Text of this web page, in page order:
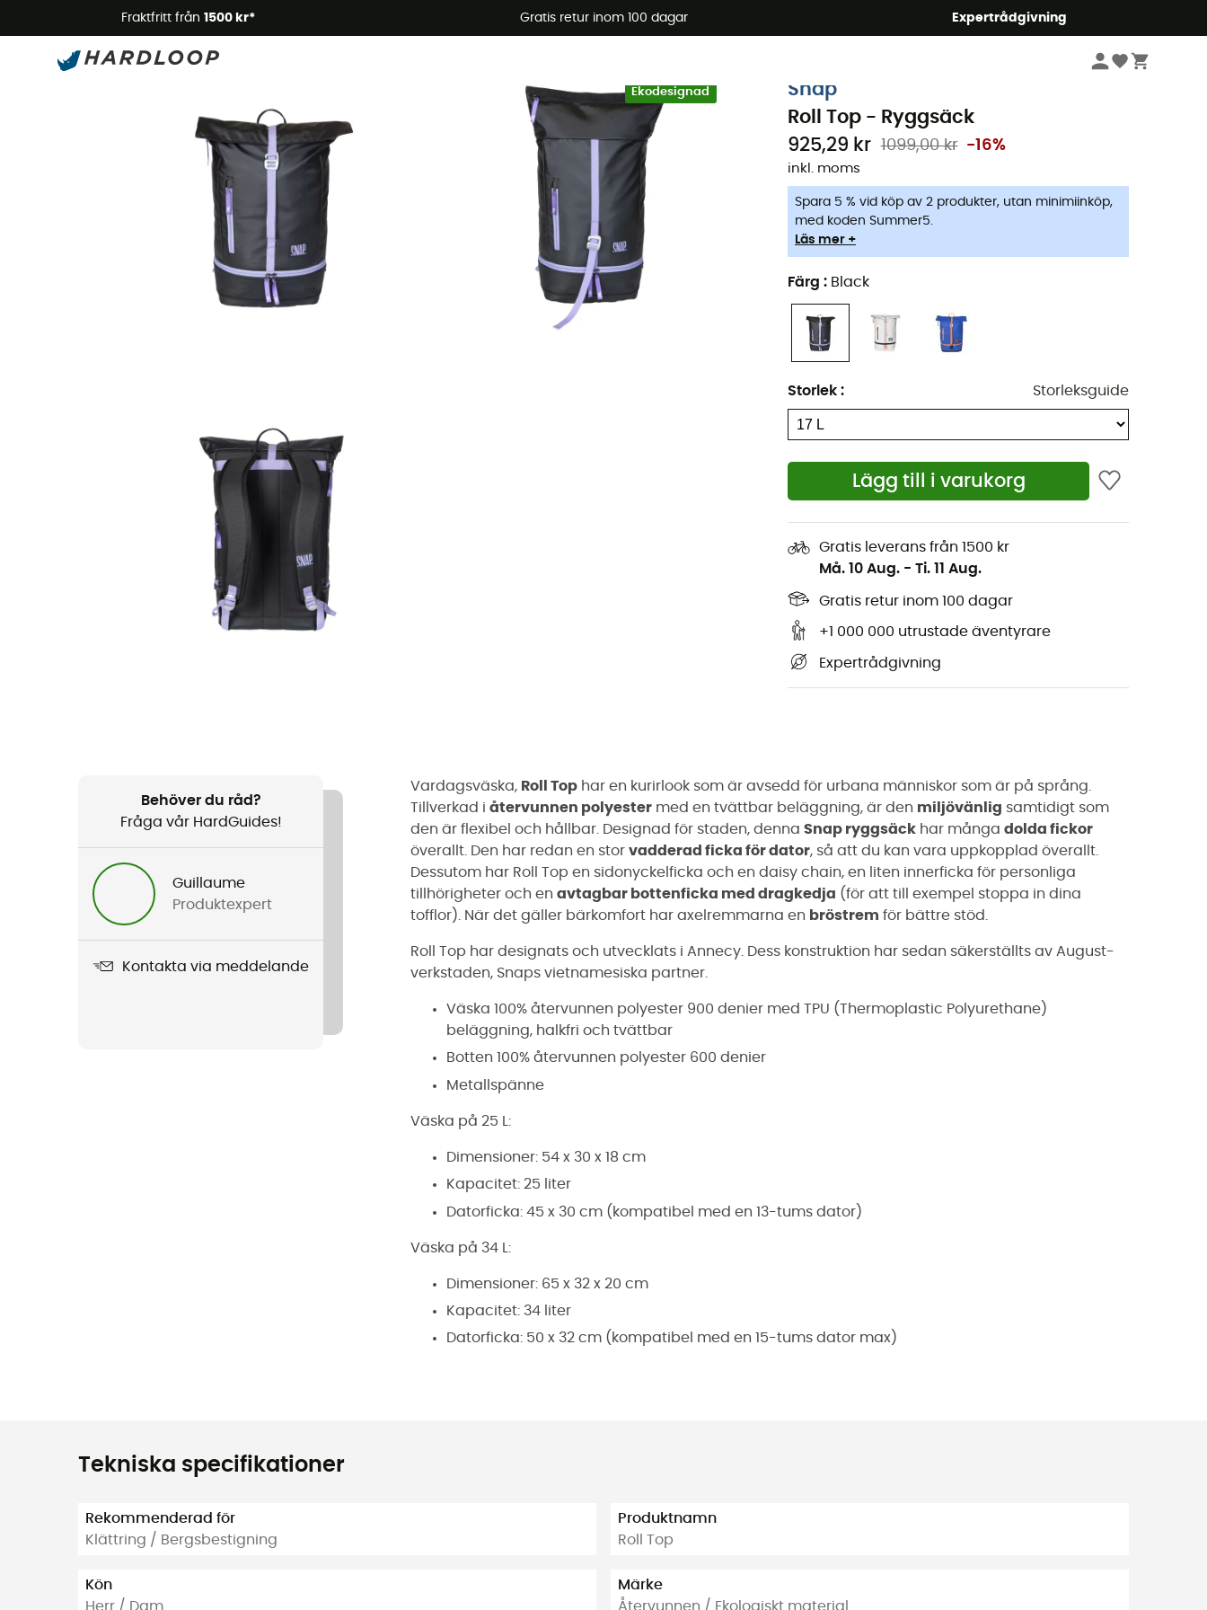
Fraktfritt från 1500 kr* Gratis retur inom 100 dagar Expertrådgivning
Sommarerbjudanden 🔥 -5 % EXTRA vid köp av 2 produkter* kod Summer5
Ekodesignad
Snap
Roll Top - Ryggsäck
925,29 kr 1099,00 kr -16%
inkl. moms
Spara 5 % vid köp av 2 produkter, utan minimiinköp,
med koden Summer5.
Läs mer +
Färg : Black
Storlek : Storleksguide
Lägg till i varukorg
Gratis leverans från 1500 kr
Må. 10 Aug. - Ti. 11 Aug.
Gratis retur inom 100 dagar
+1 000 000 utrustade äventyrare
Expertrådgivning
Behöver du råd?
Fråga vår HardGuides!
Guillaume
Produktexpert
Kontakta via meddelande
Vardagsväska, Roll Top har en kurirlook som är avsedd för urbana människor som är på språng.
Tillverkad i återvunnen polyester med en tvättbar beläggning, är den miljövänlig samtidigt som
den är flexibel och hållbar. Designad för staden, denna Snap ryggsäck har många dolda fickor
överallt. Den har redan en stor vadderad ficka för dator, så att du kan vara uppkopplad överallt.
Dessutom har Roll Top en sidonyckelficka och en daisy chain, en liten innerficka för personliga
tillhörigheter och en avtagbar bottenficka med dragkedja (för att till exempel stoppa in dina
tofflor). När det gäller bärkomfort har axelremmarna en bröstrem för bättre stöd.
Roll Top har designats och utvecklats i Annecy. Dess konstruktion har sedan säkerställts av August-
verkstaden, Snaps vietnamesiska partner.
Väska 100% återvunnen polyester 900 denier med TPU (Thermoplastic Polyurethane)
beläggning, halkfri och tvättbar
Botten 100% återvunnen polyester 600 denier
Metallspänne
Väska på 25 L:
Dimensioner: 54 x 30 x 18 cm
Kapacitet: 25 liter
Datorficka: 45 x 30 cm (kompatibel med en 13-tums dator)
Väska på 34 L:
Dimensioner: 65 x 32 x 20 cm
Kapacitet: 34 liter
Datorficka: 50 x 32 cm (kompatibel med en 15-tums dator max)
Tekniska specifikationer
Rekommenderad för
Klättring / Bergsbestigning
Kön
Herr / Dam
Produktnamn
Roll Top
Märke
Återvunnen / Ekologiskt material